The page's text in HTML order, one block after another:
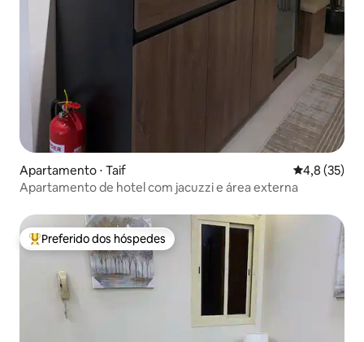
Apartamento ⋅ Taif 4,8 de uma
4,8 (35)
Apartamento de hotel com jacuzzi e área externa
Entre os melhores preferidos dos hóspedes
Preferido dos hóspedes